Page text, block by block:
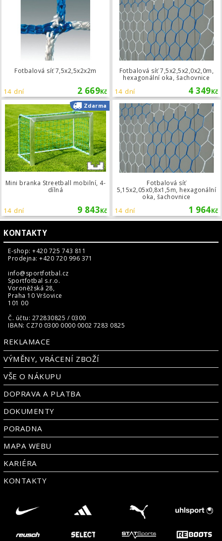
Fotbalová síť 7,5x2,5x2x2m
2 669Kč
14 dní
Fotbalová síť 7,5x2,5x2,0x2,0m,
hexagonální oka, šachovnice
4 349Kč
14 dní
Mini branka Streetball mobilní, 4-
dílná
9 843Kč
14 dní
Zdarma Mini branka Streetball mobilní, 4-
Fotbalová síť
5,15x2,05x0,8x1,5m, hexagonální
oka, šachovnice
1 964Kč
14 dní
KONTAKTY
E-shop: +420 725 743 811
Prodejna: +420 720 996 371
info@sportfotbal.cz
Sportfotbal s.r.o.
Voroněžská 28,
Praha 10 Vršovice
101 00
Č. účtu: 272830825 / 0300
IBAN: CZ70 0300 0000 0002 7283 0825
REKLAMACE
VÝMĚNY, VRÁCENÍ ZBOŽÍ
VŠE O NÁKUPU
DOPRAVA A PLATBA
DOKUMENTY
PORADNA
MAPA WEBU
KARIÉRA
KONTAKTY